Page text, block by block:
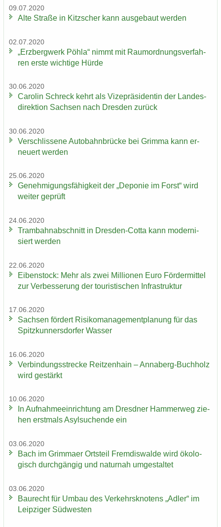
09.07.2020
Alte Stra­ße in Kitz­scher kann aus­ge­baut wer­den
02.07.2020
„Erz­berg­werk Pöhla“ nimmt mit Raum­ord­nungs­ver­fah­
ren erste wich­ti­ge Hürde
30.06.2020
Ca­ro­lin Schreck kehrt als Vi­ze­prä­si­den­tin der Lan­des­
di­rek­ti­on Sach­sen nach Dres­den zu­rück
30.06.2020
Ver­schlis­se­ne Au­to­bahn­brü­cke bei Grim­ma kann er­
neu­ert wer­den
25.06.2020
Ge­neh­mi­gungs­fä­hig­keit der „De­po­nie im Forst“ wird
wei­ter ge­prüft
24.06.2020
Tram­bahn­ab­schnitt in Dresden-​Cotta kann mo­der­ni­
siert wer­den
22.06.2020
Ei­ben­stock: Mehr als zwei Mil­lio­nen Euro För­der­mit­tel
zur Ver­bes­se­rung der tou­ris­ti­schen In­fra­struk­tur
17.06.2020
Sach­sen för­dert Ri­si­ko­ma­nage­ment­pla­nung für das
Spitz­kun­ners­dor­fer Was­ser
16.06.2020
Ver­bin­dungs­stre­cke Reit­zen­hain – Annaberg-​Buchholz
wird ge­stärkt
10.06.2020
In Auf­nah­me­ein­rich­tung am Dresd­ner Ham­mer­weg zie­
hen erst­mals Asyl­su­chen­de ein
03.06.2020
Bach im Grim­ma­er Orts­teil Frem­dis­wal­de wird öko­lo­
gisch durch­gän­gig und na­tur­nah um­ge­stal­tet
03.06.2020
Bau­recht für Umbau des Ver­kehrs­kno­tens „Adler“ im
Leip­zi­ger Süd­wes­ten